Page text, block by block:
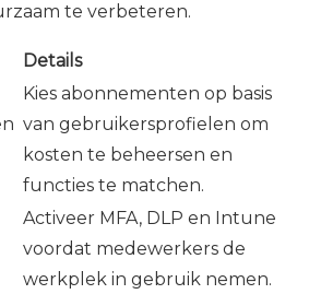
te verbeteren.
Details
Kies abonnementen op basis
van gebruikersprofielen om
kosten te beheersen en
functies te matchen.
Activeer MFA, DLP en Intune
voordat medewerkers de
werkplek in gebruik nemen.